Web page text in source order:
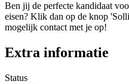
Ben jij de perfecte kandidaat
eisen? Klik dan op de knop
mogelijk contact met je op!
Extra informatie
Status